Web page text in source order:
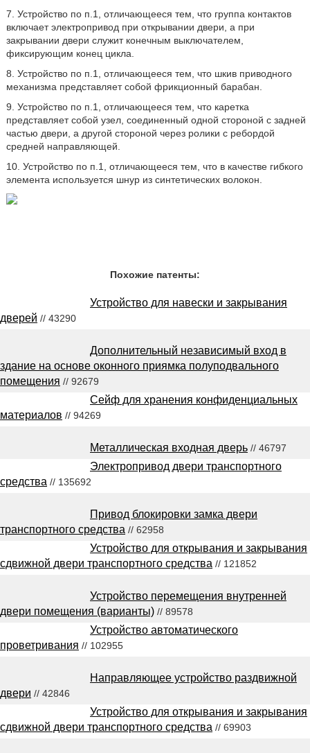
7. Устройство по п.1, отличающееся тем, что группа контактов
включает электропривод при открывании двери, а при
закрывании двери служит конечным выключателем,
фиксирующим конец цикла.
8. Устройство по п.1, отличающееся тем, что шкив приводного
механизма представляет собой фрикционный барабан.
9. Устройство по п.1, отличающееся тем, что каретка
представляет собой узел, соединенный одной стороной с задней
частью двери, а другой стороной через ролики с ребордой
средней направляющей.
10. Устройство по п.1, отличающееся тем, что в качестве гибкого
элемента используется шнур из синтетических волокон.
Похожие патенты:
Устройство для навески и закрывания
дверей // 43290
Дополнительный независимый вход в
здание на основе оконного приямка полуподвального
помещения // 92679
Сейф для хранения конфиденциальных
материалов // 94269
Металлическая входная дверь // 46797
Электропривод двери транспортного
средства // 135692
Привод блокировки замка двери
транспортного средства // 62958
Устройство для открывания и закрывания
сдвижной двери транспортного средства // 121852
Устройство перемещения внутренней
двери помещения (варианты) // 89578
Устройство автоматического
проветривания // 102955
Направляющее устройство раздвижной
двери // 42846
Устройство для открывания и закрывания
сдвижной двери транспортного средства // 69903